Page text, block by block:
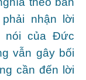
nhận lời
nói của Đức
vẫn gây bối
cần đến lời